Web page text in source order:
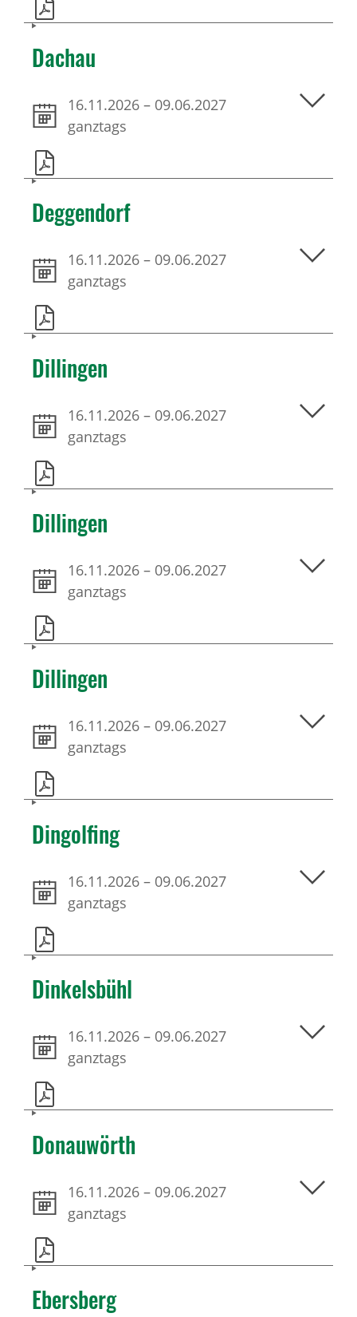
Dachau
16.11.2026 – 09.06.2027
ganztags
Deggendorf
16.11.2026 – 09.06.2027
ganztags
Dillingen
16.11.2026 – 09.06.2027
ganztags
Dillingen
16.11.2026 – 09.06.2027
ganztags
Dillingen
16.11.2026 – 09.06.2027
ganztags
Dingolfing
16.11.2026 – 09.06.2027
ganztags
Dinkelsbühl
16.11.2026 – 09.06.2027
ganztags
Donauwörth
16.11.2026 – 09.06.2027
ganztags
Ebersberg